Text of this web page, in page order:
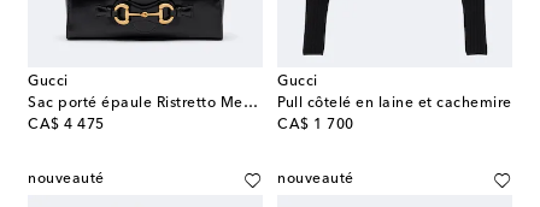
Gucci
Sac porté épaule Ristretto Medium en cuir
CA$ 4 475
original price
Gucci
Pull côtelé en laine et cachemire
CA$ 1 700
original price
nouveauté nouveauté